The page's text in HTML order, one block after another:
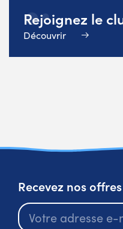
Rejoignez le
Découvrir
Recevez nos